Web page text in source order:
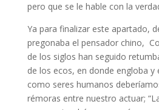
pero que se le hable con la
Ya para finalizar este apartado,
pregonaba el pensador chino,
de los siglos han seguido
de los ecos, en donde engloba y
como seres humanos
rémoras entre nuestro actuar;